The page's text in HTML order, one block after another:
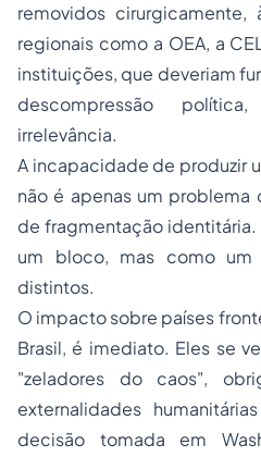
removidos
regionais como a OEA, a
instituições, que deveriam
descompressão
irrelevância.
A incapacidade de produzir
não é apenas um
de fragmentação
um bloco, mas como um
distintos.
O impacto sobre países
Brasil, é imediato. Eles se
"zeladores do caos",
externalidades
decisão tomada em